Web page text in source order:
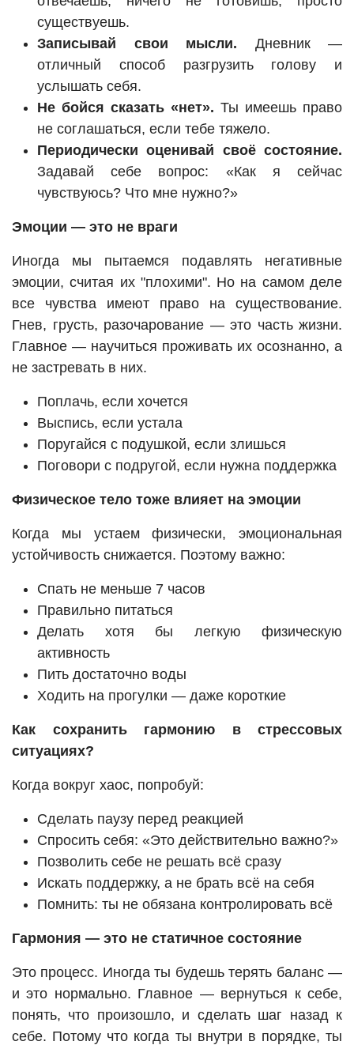
существуешь.
Записывай свои мысли. Дневник —
отличный способ разгрузить голову и
услышать себя.
Не бойся сказать «нет». Ты имеешь право
не соглашаться, если тебе тяжело.
Периодически оценивай своё состояние.
Задавай себе вопрос: «Как я сейчас
чувствуюсь? Что мне нужно?»
Эмоции — это не враги
Иногда мы пытаемся подавлять негативные
эмоции, считая их "плохими". Но на самом деле
все чувства имеют право на существование.
Гнев, грусть, разочарование — это часть жизни.
Главное — научиться проживать их осознанно, а
не застревать в них.
Поплачь, если хочется
Выспись, если устала
Поругайся с подушкой, если злишься
Поговори с подругой, если нужна поддержка
Физическое тело тоже влияет на эмоции
Когда мы устаем физически, эмоциональная
устойчивость снижается. Поэтому важно:
Спать не меньше 7 часов
Правильно питаться
Делать хотя бы легкую физическую
активность
Пить достаточно воды
Ходить на прогулки — даже короткие
Как сохранить гармонию в стрессовых
ситуациях?
Когда вокруг хаос, попробуй:
Сделать паузу перед реакцией
Спросить себя: «Это действительно важно?»
Позволить себе не решать всё сразу
Искать поддержку, а не брать всё на себя
Помнить: ты не обязана контролировать всё
Гармония — это не статичное состояние
Это процесс. Иногда ты будешь терять баланс —
и это нормально. Главное — вернуться к себе,
понять, что произошло, и сделать шаг назад к
себе. Потому что когда ты внутри в порядке, ты